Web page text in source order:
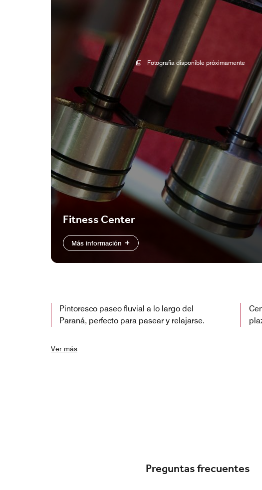
Fotografía disponible próximamente
Fitness Center
Más información
Pintoresco paseo fluvial a lo largo del
Paraná, perfecto para pasear y relajarse.
Ver más
Preguntas frecuentes